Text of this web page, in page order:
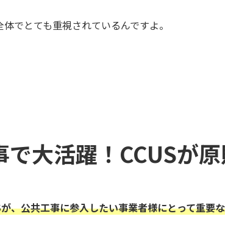
でとても重視されているんですよ。
で大活躍！CCUSが
、公共工事に参入したい事業者様にとって重要